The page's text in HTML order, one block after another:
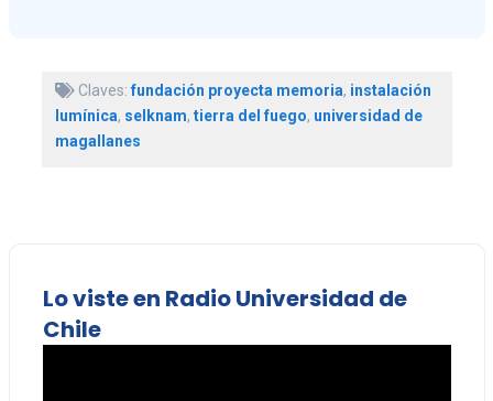
Claves:fundación proyecta memoria, instalación
lumínica, selknam, tierra del fuego, universidad de
magallanes
Lo viste en Radio Universidad de
Chile